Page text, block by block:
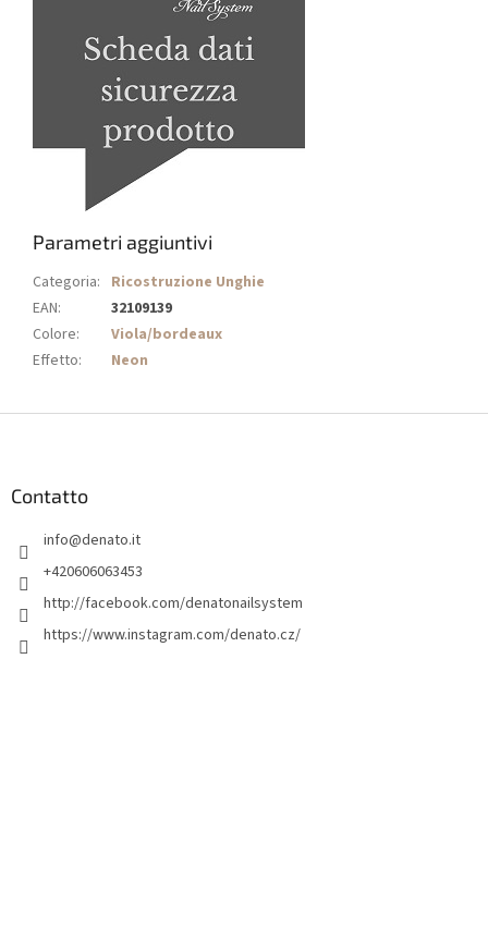
Parametri aggiuntivi
Categoria: Ricostruzione Unghie
EAN:
32109139
Colore:
Viola/bordeaux
Effetto: Neon
Contatto
info@denato.it
+420606063453
http://facebook.com/denatonailsystem
https://www.instagram.com/denato.cz/